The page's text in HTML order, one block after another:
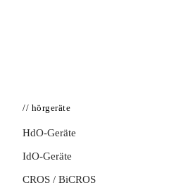
// hörgeräte
HdO-Geräte
IdO-Geräte
CROS / BiCROS